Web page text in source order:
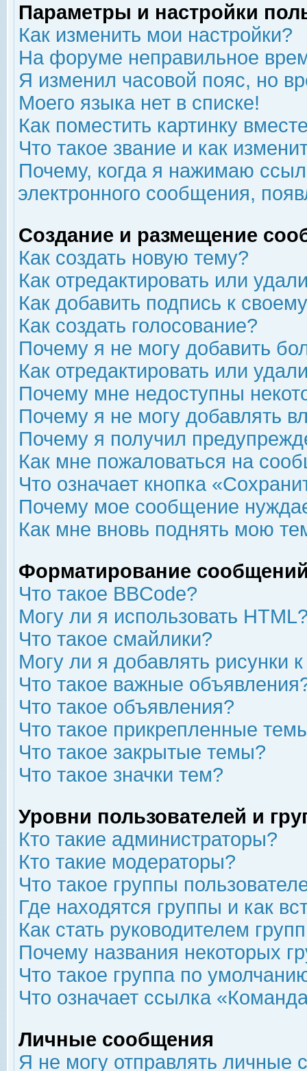
Параметры и настройки
Как изменить мои настройки?
На форуме неправильное
Я изменил часовой пояс, но
Моего языка нет в списке!
Как поместить картинку
Что такое звание и как
Почему, когда я нажимаю
электронного сообщения,
Создание и размещение
Как создать новую тему?
Как отредактировать или
Как добавить подпись к
Как создать голосование?
Почему я не могу добавить
Как отредактировать или
Почему мне недоступны
Почему я не могу добавлять
Почему я получил
Как мне пожаловаться на
Что означает кнопка
Почему мое сообщение
Как мне вновь поднять мою
Форматирование
Что такое BBCode?
Могу ли я использовать
Что такое смайлики?
Могу ли я добавлять рисунки
Что такое важные
Что такое объявления?
Что такое прикрепленные
Что такое закрытые темы?
Что такое значки тем?
Уровни пользователей и
Кто такие администраторы?
Кто такие модераторы?
Что такое группы
Где находятся группы и как
Как стать руководителем
Почему названия некоторых
Что такое группа по
Что означает ссылка
Личные сообщения
Я не могу отправлять личные